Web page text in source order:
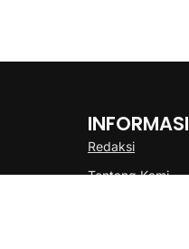
INFORMASI
Redaksi
Tentang Kami